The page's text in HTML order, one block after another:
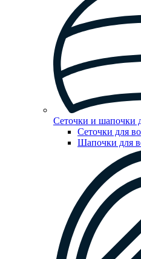
Сеточки и шапочки
Сеточки для
Шапочки для